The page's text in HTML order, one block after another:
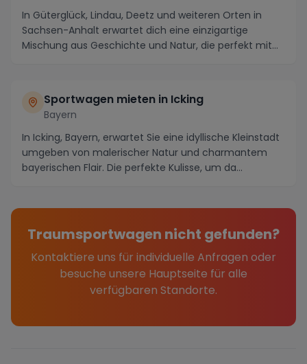
In Güterglück, Lindau, Deetz und weiteren Orten in
Sachsen-Anhalt erwartet dich eine einzigartige
Mischung aus Geschichte und Natur, die perfekt mit
Sportwagen mieten in Icking
Bayern
In Icking, Bayern, erwartet Sie eine idyllische Kleinstadt
umgeben von malerischer Natur und charmantem
bayerischen Flair. Die perfekte Kulisse, um da...
Traumsportwagen nicht gefunden?
Kontaktiere uns für individuelle Anfragen oder
besuche unsere Hauptseite für alle
verfügbaren Standorte.